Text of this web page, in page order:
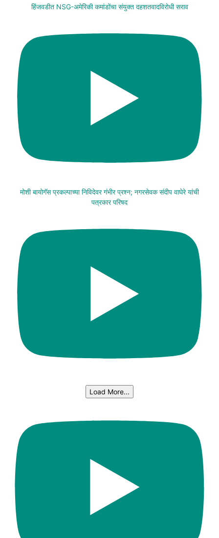
हिंजवडीत NSG-अमेरिकी कमांडोंचा संयुक्त दहशतवादविरोधी सराव
मोशी बायोगॅस प्रकल्पाच्या निविदेवर गंभीर प्रश्न; नगरसेवक संदीप वाघेरे यांची
पत्रकार परिषद
Load More...